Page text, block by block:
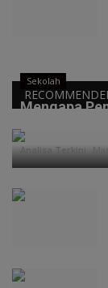
Sekolah
Mengapa
Masa Depan
Analisa Terkini